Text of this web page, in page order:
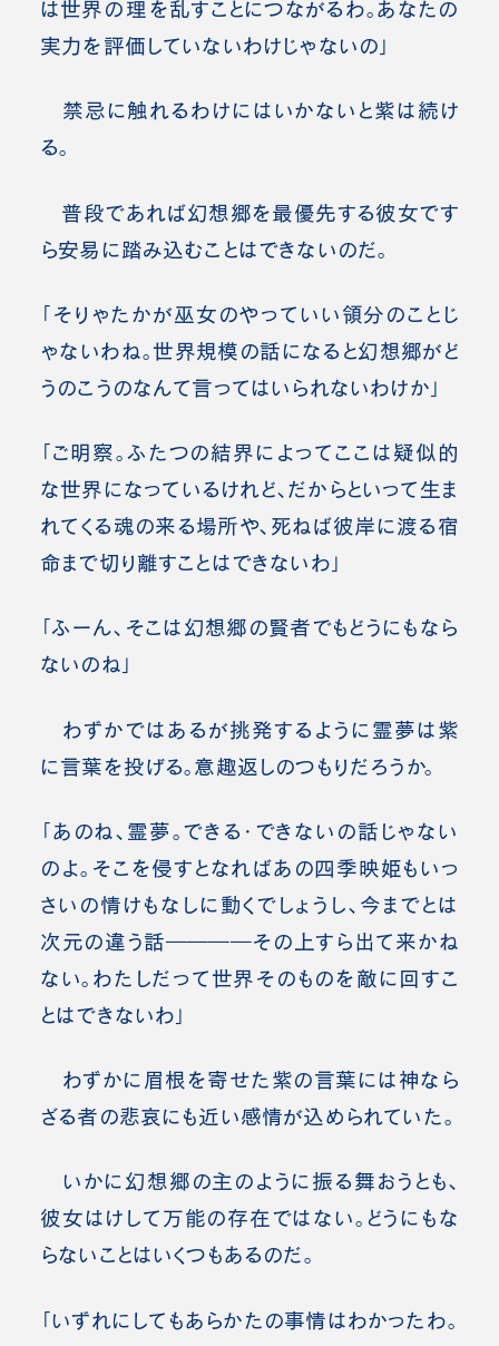
は世界の 理 を乱すことにつながるわ。あなたの
実力を評価していないわけじゃないの」
禁忌に触れるわけにはいかないと紫は続け
る。
普段であれば幻想郷を最優先する彼女です
ら安易に踏み込むことはできないのだ。
「そりゃたかが巫女のやっていい領分のことじ
ゃないわね。世界規模の話になると幻想郷がど
うのこうのなんて言ってはいられないわけか」
「ご明察。ふたつの結界によってここは疑似的
な世界になっているけれど、だからといって生ま
れてくる魂の来る場所や、死ねば彼岸に渡る宿
命まで切り離すことはできないわ」
「ふーん、そこは幻想郷の賢者でもどうにもなら
ないのね」
わずかではあるが挑発するように霊夢は紫
に言葉を投げる。意趣返しのつもりだろうか。
「あのね、霊夢。できる・できないの話じゃない
のよ。そこを侵すとなればあの四季映姫もいっ
さいの情けもなしに動くでしょうし、今までとは
次元の違う話――――その上すら出て来かね
ない。わたしだって世界そのものを敵に回すこ
とはできないわ」
わずかに眉根を寄せた紫の言葉には神なら
ざる者の悲哀にも近い感情が込められていた。
いかに幻想郷の主のように振る舞おうとも、
彼女はけして万能の存在ではない。どうにもな
らないことはいくつもあるのだ。
「いずれにしてもあらかたの事情はわかったわ。